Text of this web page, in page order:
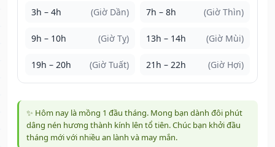
3h – 4h (Giờ Dần) 7h – 8h (Giờ Thìn)
9h – 10h (Giờ Tỵ) 13h – 14h (Giờ Mùi)
19h – 20h (Giờ Tuất) 21h – 22h (Giờ Hợi)
✨ Hôm nay là mồng 1 đầu tháng. Mong bạn dành đôi phút
dâng nén hương thành kính lên tổ tiên. Chúc bạn khởi đầu
tháng mới với nhiều an lành và may mắn.